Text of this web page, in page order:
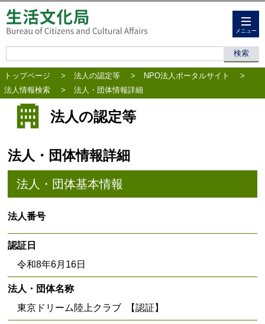
メニュー
トップページ > 法人の認定等 > NPO法人ポータルサイト
>
法人情報検索
> 法人・団体情報詳細
法人の認定等
法人・団体情報詳細
法人・団体基本情報
法人番号
認証日
令和8年6月16日
法人・団体名称
東京ドリーム陸上クラブ 【認証】